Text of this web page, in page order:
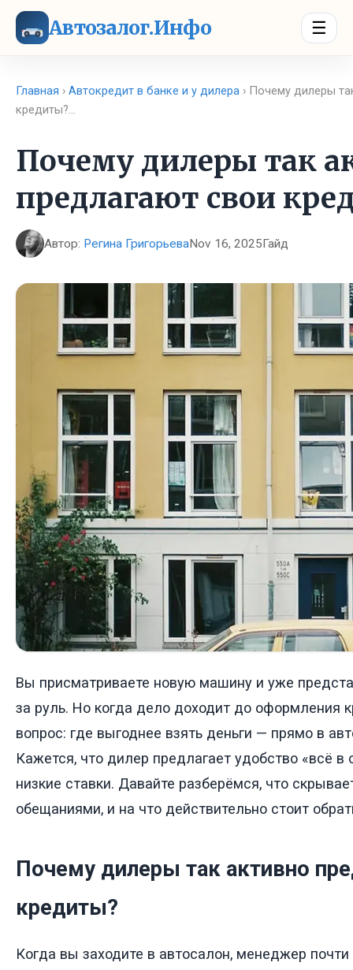
Автозалог.Инфо ☰
Главная › Автокредит в банке и у дилера › Почему дилеры
кредиты?…
Почему дилеры так
предлагают свои
Автор: Регина ГригорьеваNov 16, 2025Гайд
Вы присматриваете новую машину и уже
за руль. Но когда дело доходит до оформления
вопрос: где выгоднее взять деньги — прямо в
Кажется, что дилер предлагает удобство «всё
низкие ставки. Давайте разберёмся, что
обещаниями, и на что действительно стоит
Почему дилеры так активно
кредиты?
Когда вы заходите в автосалон, менеджер почти